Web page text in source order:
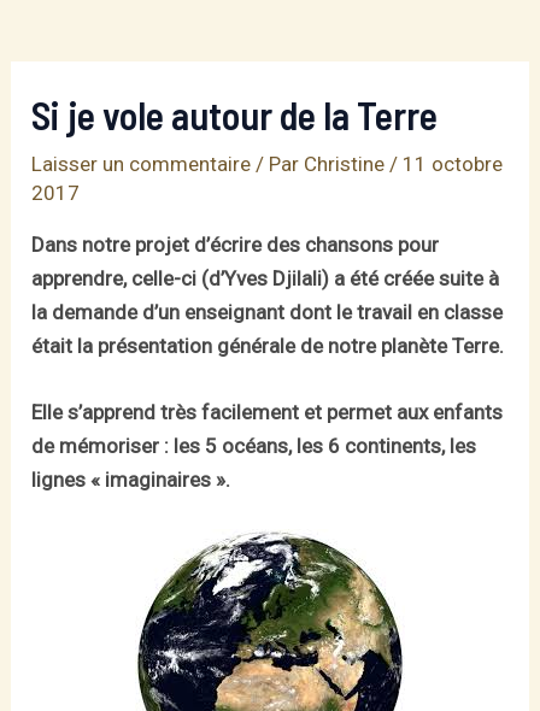
Si je vole autour de la Terre
Laisser un commentaire / Par Christine/ 11 octobre
2017
Dans notre projet d’écrire des chansons pour
apprendre, celle-ci (d’Yves Djilali) a été créée suite à
la demande d’un enseignant dont le travail en classe
était la présentation générale de notre planète Terre.
Elle s’apprend très facilement et permet aux enfants
de mémoriser : les 5 océans, les 6 continents, les
lignes « imaginaires ».